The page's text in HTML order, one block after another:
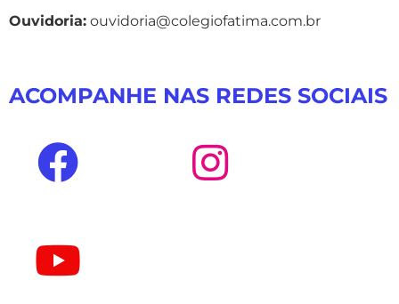
Ouvidoria: ouvidoria@colegiofatima.com.br
ACOMPANHE NAS REDES SOCIAIS